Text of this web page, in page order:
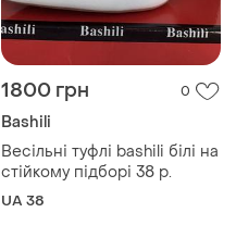
1800 грн 0
Bashili
Весільні туфлі bashili білі на
стійкому підборі 38 р.
UA 38